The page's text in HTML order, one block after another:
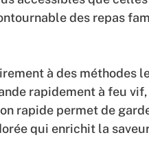
des repas
à des méthodes
rapidement à feu
rapide permet de
qui enrichit la